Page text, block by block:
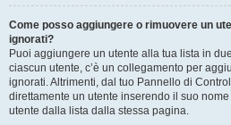
Come posso aggiungere o rimuovere un
ignorati?
Puoi aggiungere un utente alla tua lista in
ciascun utente, c’è un collegamento per
ignorati. Altrimenti, dal tuo Pannello di
direttamente un utente inserendo il suo
utente dalla lista dalla stessa pagina.